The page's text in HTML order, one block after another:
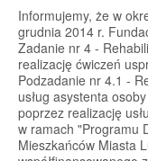
Informujemy, że w
grudnia 2014 r.
Zadanie nr 4 -
realizację ćwiczeń
Podzadanie nr 4.1 -
usług asystenta
poprzez realizację
w ramach "Programu
Mieszkańców Miasta